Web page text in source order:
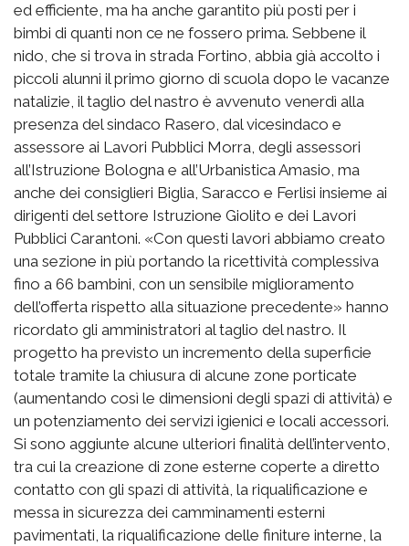
ed efficiente, ma ha anche garantito più posti per i
bimbi di quanti non ce ne fossero prima. Sebbene il
nido, che si trova in strada Fortino, abbia già accolto i
piccoli alunni il primo giorno di scuola dopo le vacanze
natalizie, il taglio del nastro è avvenuto venerdì alla
presenza del sindaco Rasero, dal vicesindaco e
assessore ai Lavori Pubblici Morra, degli assessori
all’Istruzione Bologna e all’Urbanistica Amasio, ma
anche dei consiglieri Biglia, Saracco e Ferlisi insieme ai
dirigenti del settore Istruzione Giolito e dei Lavori
Pubblici Carantoni. «Con questi lavori abbiamo creato
una sezione in più portando la ricettività complessiva
fino a 66 bambini, con un sensibile miglioramento
dell’offerta rispetto alla situazione precedente» hanno
ricordato gli amministratori al taglio del nastro. Il
progetto ha previsto un incremento della superficie
totale tramite la chiusura di alcune zone porticate
(aumentando così le dimensioni degli spazi di attività) e
un potenziamento dei servizi igienici e locali accessori.
Si sono aggiunte alcune ulteriori finalità dell’intervento,
tra cui la creazione di zone esterne coperte a diretto
contatto con gli spazi di attività, la riqualificazione e
messa in sicurezza dei camminamenti esterni
pavimentati, la riqualificazione delle finiture interne, la